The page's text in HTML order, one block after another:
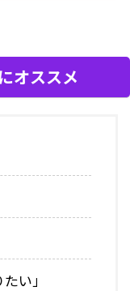
オススメ
い」